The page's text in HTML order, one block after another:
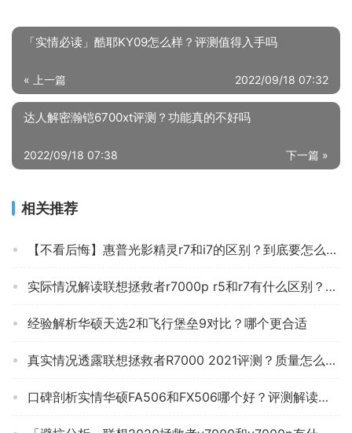
达人解密瀚铠6700xt评测？功能真的不好吗
下一篇 »
2022/09/18 07:38
相关推荐
【不看后悔】惠普光影精灵r7和i7的区别？到底要怎么选择
实际情况解读联想拯救者r7000p r5和r7有什么区别？评测哪一款功能更强大
经验解析华硕天选2和飞行堡垒9对比？哪个更合适
真实情况透露联想拯救者R7000 2021评测？质量怎么样值不值得买
口碑剖析实情华硕FA506和FX506哪个好？评测解读该怎么选